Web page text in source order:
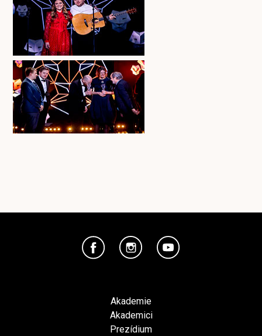
Akademie
Akademici
Prezídium